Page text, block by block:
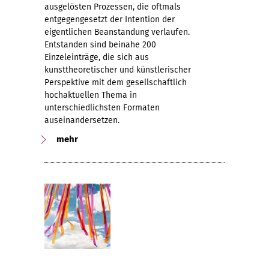
ausgelösten Prozessen, die oftmals
entgegengesetzt der Intention der
eigentlichen Beanstandung verlaufen.
Entstanden sind beinahe 200
Einzeleinträge, die sich aus
kunsttheoretischer und künstlerischer
Perspektive mit dem gesellschaftlich
hochaktuellen Thema in
unterschiedlichsten Formaten
auseinandersetzen.
mehr